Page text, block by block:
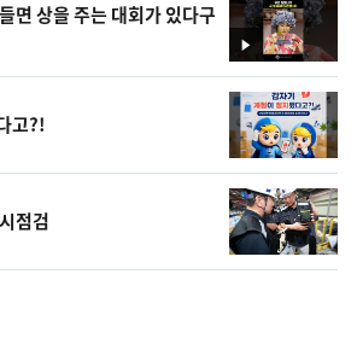
영
상
면 상을 주는 대회가 있다구
고?!
점검